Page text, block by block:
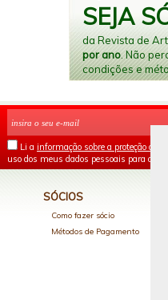
SEJA
da Revista de
por ano. Não
condições e
Li a informação sobre a proteção de
uso dos meus dados pessoais para os
SÓCIOS
Como fazer sócio
Métodos de Pagamento